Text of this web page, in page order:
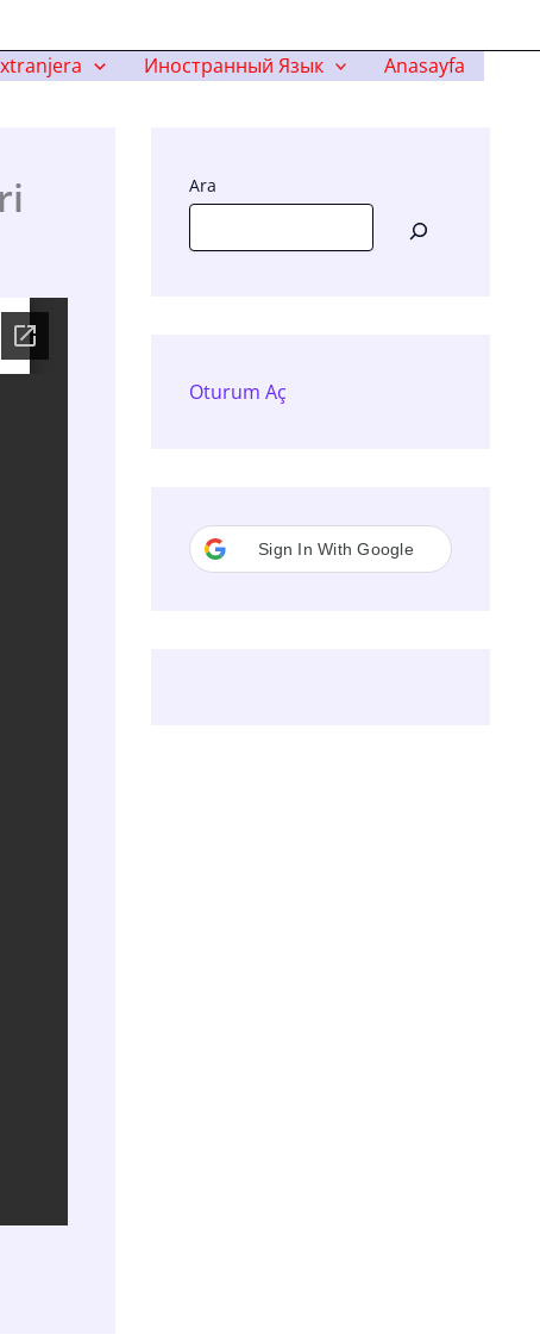
Иностранный Язык Anasayfa
Ara
Oturum Aç
Sign In With Google